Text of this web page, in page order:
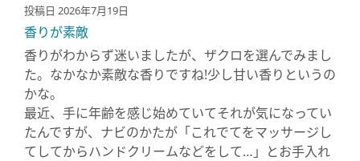
投稿日 2026年7月19日
香りが素敵
香りがわからず迷いましたが、ザクロを選んでみまし
た。なかなか素敵な香りですね!少し甘い香りというの
かな。
最近、手に年齢を感じ始めていてそれが気になってい
たんですが、ナビのかたが「これでてをマッサージし
てしてからハンドクリームなどをして…」とお手入れ